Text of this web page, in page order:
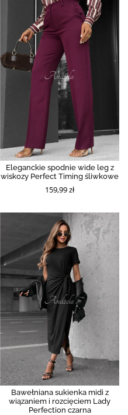
Eleganckie spodnie wide leg z
wiskozy Perfect Timing śliwkowe
159,99 zł
Bawełniana sukienka midi z
wiązaniem i rozcięciem Lady
Perfection czarna